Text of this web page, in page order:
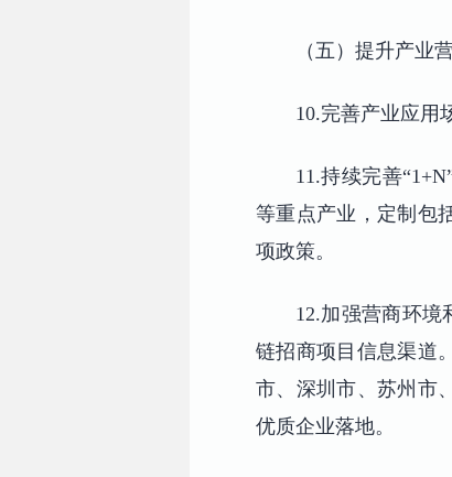
（五）提升产业
10.完善产业应用
11.持续完善
等重点产业，定制包
项政策。
12.加强营商环境
链招商项目信息渠道
市、深圳市、苏州市
优质企业落地。